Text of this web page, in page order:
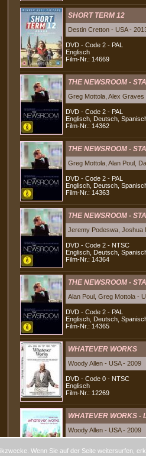
SHORT TERM 12
Destin Cretton - USA -
DVD - Code 2 - PAL
Englisch
Film-Nr.: 14669
THE NEWSROOM -
Greg Mottola, Alex Graves
DVD - Code 2 - PAL
Englisch, Deutsch,
Film-Nr.: 14362
THE NEWSROOM -
Greg Mottola, Alan Poul,
DVD - Code 2 - PAL
Englisch, Deutsch,
Film-Nr.: 14363
THE NEWSROOM -
Jeremy Podeswa, Joshua
DVD - Code 2 - NTSC
Englisch, Deutsch,
Film-Nr.: 14364
THE NEWSROOM -
Alan Poul, Greg Mottola -
DVD - Code 2 - PAL
Englisch, Deutsch,
Film-Nr.: 14365
WHATEVER WORKS
Woody Allen - USA - 2009
DVD - Code 0 - NTSC
Englisch
Film-Nr.: 12269
WHATEVER WORKS -
Woody Allen - USA - 2009
Englisch, Deutsch
Wenn Sie auf der Seite weitersurfen,